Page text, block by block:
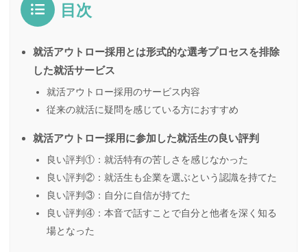
目次
就活アウトロー採用とは形式的な選考プロセスを排除
した就活サービス
就活アウトロー採用のサービス内容
従来の就活に疑問を感じている方におすすめ
就活アウトロー採用に参加した就活生の良い評判
良い評判①：就活特有の苦しさを感じなかった
良い評判②：就活生も企業を選ぶという認識を持てた
良い評判③：自分に自信が持てた
良い評判④：本音で話すことで自分と他者を深く知る
場となった